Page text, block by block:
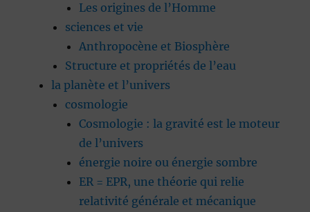
Les origines de l’Homme
sciences et vie
Anthropocène et Biosphère
Structure et propriétés de l’eau
la planète et l’univers
cosmologie
Cosmologie : la gravité est le moteur
de l’univers
énergie noire ou énergie sombre
ER = EPR, une théorie qui relie
relativité générale et mécanique